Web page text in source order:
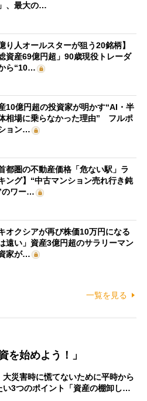
、最大の…
億り人オールスターが狙う20銘柄】
総資産69億円超」90歳現役トレーダ
ら“10…
10億円超の投資家が明かす“AI・半
相場に乗らなかった理由” フルポ
ョン…
首都圏の不動産価格「危ない駅」ラ
ング】“中古マンション売れ行き鈍
のワー…
キオクシアが再び株価10万円になる
遠い」資産3億円超のサラリーマン
家が…
一覧を見る
を始めよう！」
大災害時に慌てないために平時から
い3つのポイント「資産の棚卸し…